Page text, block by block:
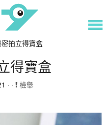
拍立得寶盒
得寶盒
· · 檢舉